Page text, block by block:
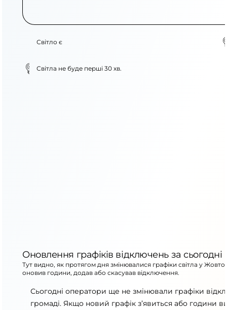
Світло є
Світла не буде перші 30 хв.
Оновлення графіків відключень за сьогодні
Тут видно, як протягом дня змінювалися графіки світла у
оновив години, додав або скасував відключення.
Сьогодні оператори ще не змінювали графіки
громаді. Якщо новий графік з’явиться або години